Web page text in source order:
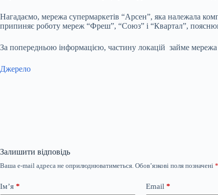
Нагадаємо, мережа супермаркетів “Арсен”, яка належала
припиняє роботу мереж “Фреш”, “Союз” і “Квартал”,
За попередньою інформацією, частину локацій займе
Джерело
Залишити відповідь
Ваша e-mail адреса не оприлюднюватиметься. Обов’язкові поля позначені *
Ім’я * Email *